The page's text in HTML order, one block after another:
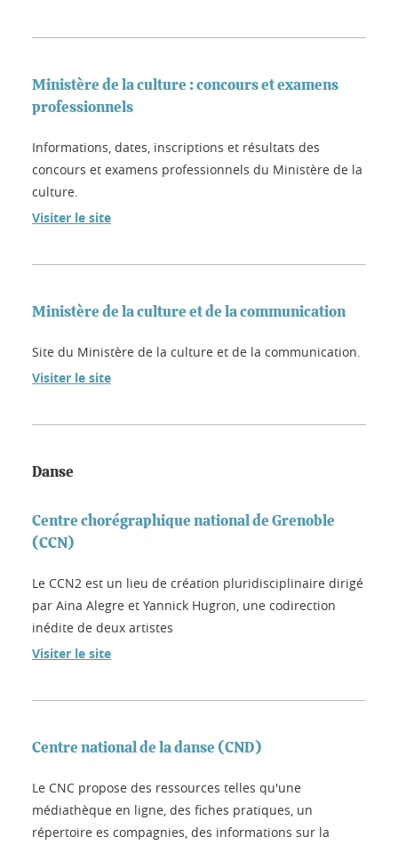
Ministère de la culture : concours et examens
professionnels
Informations, dates, inscriptions et résultats des
concours et examens professionnels du Ministère de la
culture.
Visiter le site
Ministère de la culture et de la communication
Site du Ministère de la culture et de la communication.
Visiter le site
Danse
Centre chorégraphique national de Grenoble
(CCN)
Le CCN2 est un lieu de création pluridisciplinaire dirigé
par Aina Alegre et Yannick Hugron, une codirection
inédite de deux artistes
Visiter le site
Centre national de la danse (CND)
Le CNC propose des ressources telles qu'une
médiathèque en ligne, des fiches pratiques, un
répertoire es compagnies, des informations sur la